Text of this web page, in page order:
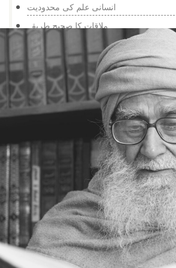
انسانی علم کی محدودیت
ملاقات کا صحیح طریقہ
ٹکرائو سے اعراض
کامیاب قیادت کا راز
غصہ پی جانا
مشورہ مفید ہے
دعوت یعنی انسانی خیر خواہی
سی پی ایس کا مقصد
اعتکاف
آتش فشاں کا سبق
ٹوئٹر کا سی ای او
خبرنامہ اسلامی مرکز- 275